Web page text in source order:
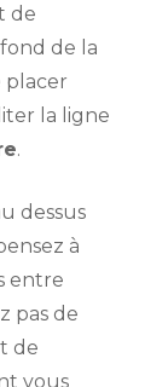
de
de la
placer
la ligne
.
dessus
à
entre
pas de
de
vous